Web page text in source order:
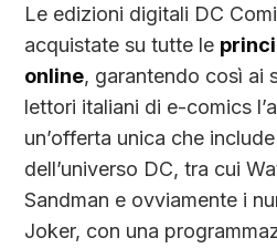
Le edizioni digitali DC
acquistate su tutte le
online, garantendo così ai
lettori italiani di e-comics
un’offerta unica che
dell’universo DC, tra cui
Sandman e ovviamente i
Joker, con una